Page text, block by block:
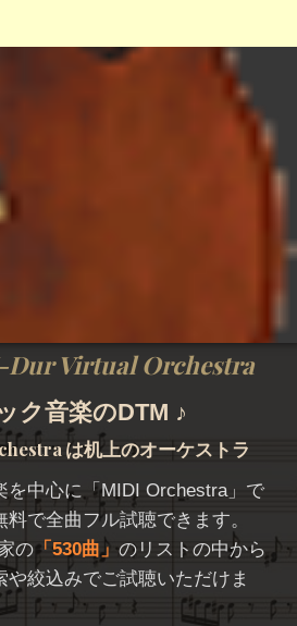
Dur Virtual Orchestra
ク音楽のDTM ♪
は机上のオーケストラ
を中心に「MIDI Orchestra」で
で全曲フル試聴できます。
の 530曲
のリストの中から
絞込みでご試聴いただけま